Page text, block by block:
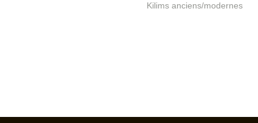
Kilims anciens/modernes